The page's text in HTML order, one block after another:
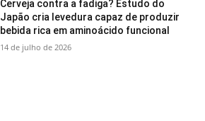
Cerveja contra a fadiga? Estudo do
Japão cria levedura capaz de produzir
bebida rica em aminoácido funcional
14 de julho de 2026